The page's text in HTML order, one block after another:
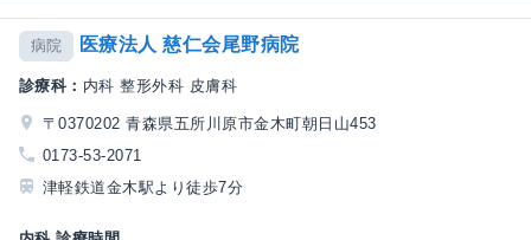
病院 医療法人 慈仁会尾野病院
診療科： 内科 整形外科 皮膚科
〒0370202 青森県五所川原市金木町朝日山453
0173-53-2071
津軽鉄道金木駅より徒歩7分